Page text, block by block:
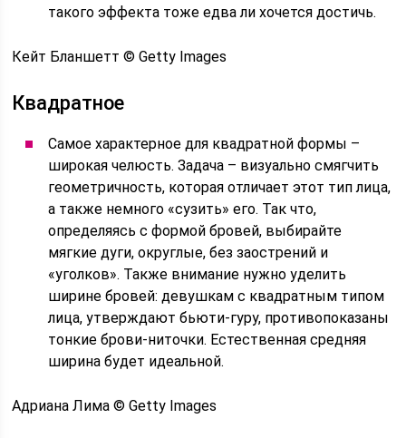
такого эффекта тоже едва ли хочется достичь.
Кейт Бланшетт © Getty Images
Квадратное
Самое характерное для квадратной формы –
широкая челюсть. Задача – визуально смягчить
геометричность, которая отличает этот тип лица,
а также немного «сузить» его. Так что,
определяясь с формой бровей, выбирайте
мягкие дуги, округлые, без заострений и
«уголков». Также внимание нужно уделить
ширине бровей: девушкам с квадратным типом
лица, утверждают бьюти-гуру, противопоказаны
тонкие брови-ниточки. Естественная средняя
ширина будет идеальной.
Адриана Лима © Getty Images